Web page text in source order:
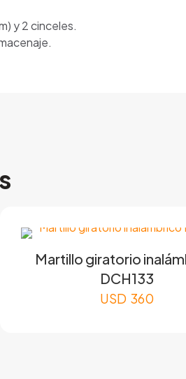
y 2 cinceles.
Martillo giratorio
DCH133
USD 360